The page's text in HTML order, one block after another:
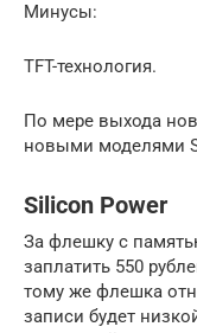
Минусы:
TFT-технология.
По мере выхода
новыми моделями
Silicon Power
За флешку с
заплатить 550
тому же флешка
записи будет